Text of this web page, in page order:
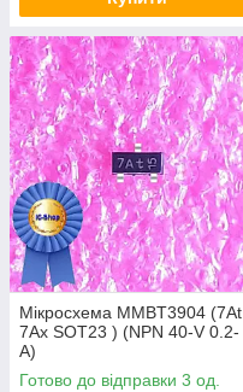
Мікросхема MMBT3904 (7At
7Ax SOT23 ) (NPN 40-V 0.2-
A)
Готово до відправки 3 од.